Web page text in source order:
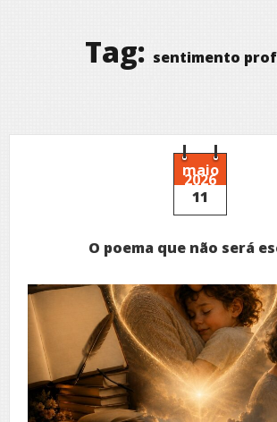
Tag: sentimento
maio
2026
11
O poema que não será